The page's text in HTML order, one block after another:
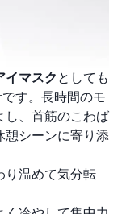
イマスク としても
す。長時間のモ
し、首筋のこわば
憩シーンに寄り添
り温めて気分転